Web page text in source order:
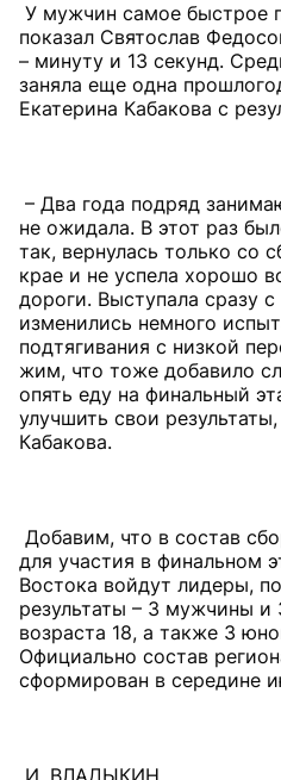
У мужчин самое быстрое
показал Святослав
– минуту и 13 секунд.
заняла еще одна
Екатерина Кабакова с
– Два года подряд
не ожидала. В этот раз
так, вернулась только со
крае и не успела хорошо
дороги. Выступала сразу
изменились немного
подтягивания с низкой
жим, что тоже добавило
опять еду на финальный
улучшить свои
Кабакова.
Добавим, что в состав
для участия в финальном
Востока войдут лидеры,
результаты – 3 мужчины
возраста 18, а также 3
Официально состав
сформирован в середине
И. ВЛАДЫКИН.